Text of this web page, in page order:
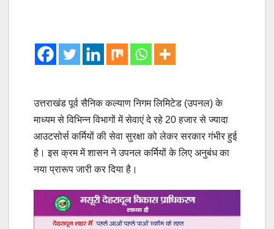
उत्तराखंड पूर्व सैनिक कल्याण निगम लिमिटेड (उपनल) के
माध्यम से विभिन्न विभागों में सेवाएं दे रहे 20 हजार से ज्यादा
आउटसोर्स कर्मियों की सेवा सुरक्षा को लेकर सरकार गंभीर हुई
है। इस क्रम में शासन ने उपनल कर्मियों के लिए अनुबंध का
नया प्रारूप जारी कर दिया है।